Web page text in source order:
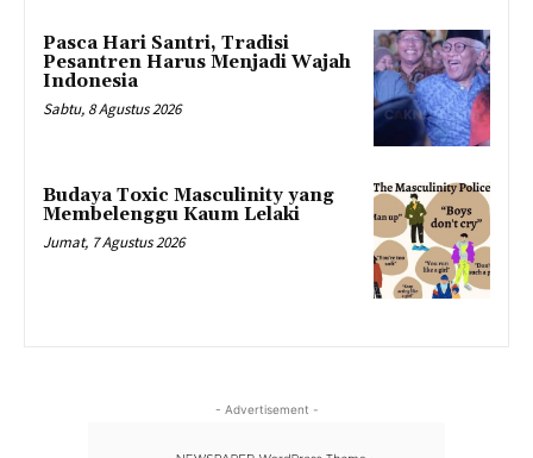
Pasca Hari Santri, Tradisi
Pesantren Harus Menjadi Wajah
Indonesia
Sabtu, 8 Agustus 2026
Budaya Toxic Masculinity yang
Membelenggu Kaum Lelaki
Jumat, 7 Agustus 2026
- Advertisement -